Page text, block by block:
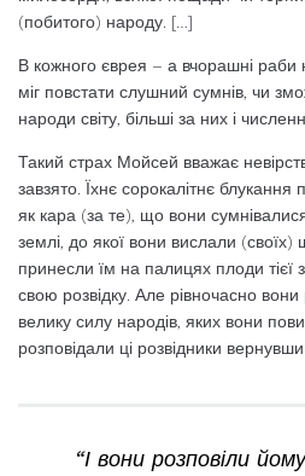
(побитого) народу. […]
В кожного єврея – а вчорашні раби
міг повстати слушний сумнів, чи
народи світу, більші за них і
Такий страх Мойсей вважає
завзято. Їхнє сорокалітнє блукання
як кара (за те), що вони
землі, до якої вони вислали (своїх)
принесли їм на палицях плоди тієї
свою розвідку. Але рівночасно
велику силу народів, яких вони
розповідали ці розвідники
“І вони розповіли